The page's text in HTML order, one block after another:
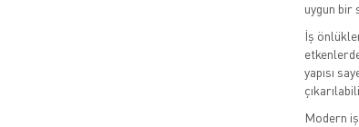
uygun bir
İş
yapısı
Modern